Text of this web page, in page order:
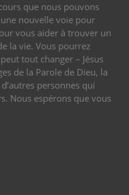
que nous pouvons
nouvelle voie pour
vous aider à trouver un
la vie. Vous pourrez
tout changer – Jésus
de la Parole de Dieu, la
personnes qui
Nous espérons que vous